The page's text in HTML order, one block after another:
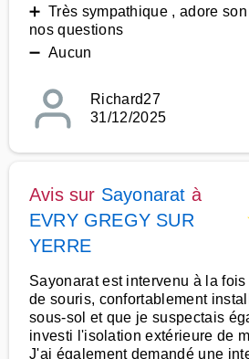
➕ Très sympathique , adore
nos questions
➖ Aucun
Richard27
31/12/2025
Avis sur Sayonarat à
EVRY GREGY SUR
YERRE
Sayonarat est intervenu à la
de souris, confortablement
sous-sol et que je suspectais
investi l'isolation extérieure de
J'ai également demandé une